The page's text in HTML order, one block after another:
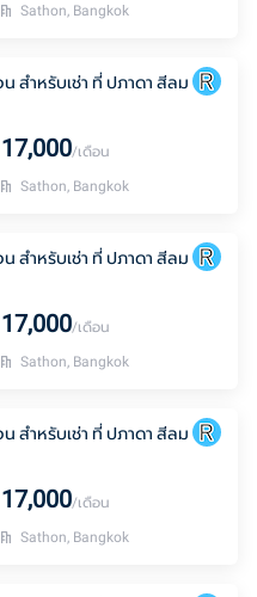
Sathon, Bangkok
สำหรับเช่า ที่ ปภาดา สีลม
17,000/เดือน
Sathon, Bangkok
สำหรับเช่า ที่ ปภาดา สีลม
17,000/เดือน
Sathon, Bangkok
สำหรับเช่า ที่ ปภาดา สีลม
17,000/เดือน
Sathon, Bangkok